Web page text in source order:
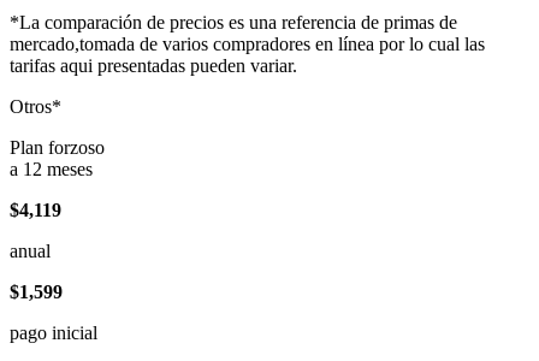
*La comparación de precios es una referencia de primas de
mercado,tomada de varios compradores en línea por lo cual las
tarifas aqui presentadas pueden variar.
Otros*
Plan forzoso
a 12 meses
$4,119
anual
$1,599
pago inicial